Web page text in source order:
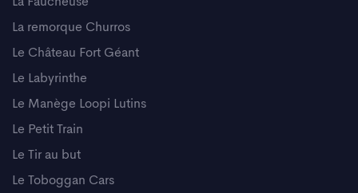
La remorque Churros
Le Château Fort Géant
Le Labyrinthe
Le Manège Loopi Lutins
Le Petit Train
Le Tir au but
Le Toboggan Cars